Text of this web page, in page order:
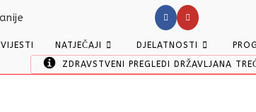
VIJESTI NATJEČAJI DJELATNOSTI
ZDRAVSTVENI PREGLEDI DRŽAVLJANA